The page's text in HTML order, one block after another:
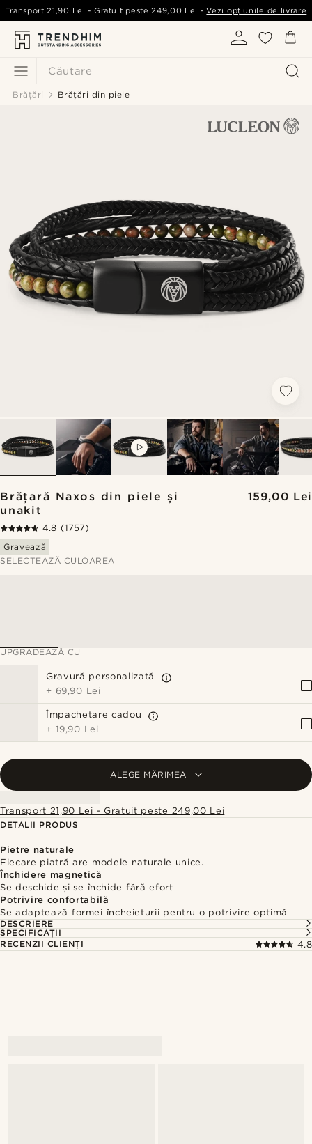
Căutare
Transport 21,90 Lei - Gratuit peste249,00 Lei -Vezi opțiunile de livrare
Brățări Brățări din piele
Brățară Naxos din piele și
unakit
159,00 Lei
4.8 (1757)
Gravează
SELECTEAZĂ CULOAREA
UPGRADEAZĂ CU
Gravură personalizată
+ 69,90 Lei
Împachetare cadou
+ 19,90 Lei
ALEGE MĂRIMEA
Transport 21,90 Lei - Gratuit peste 249,00 Lei
DETALII PRODUS
Pietre naturale
Fiecare piatră are modele naturale unice.
Închidere magnetică
Se deschide și se închide fără efort
Potrivire confortabilă
Se adaptează formei încheieturii pentru o potrivire optimă
DESCRIERE
SPECIFICAȚII
RECENZII CLIENȚI
4.8